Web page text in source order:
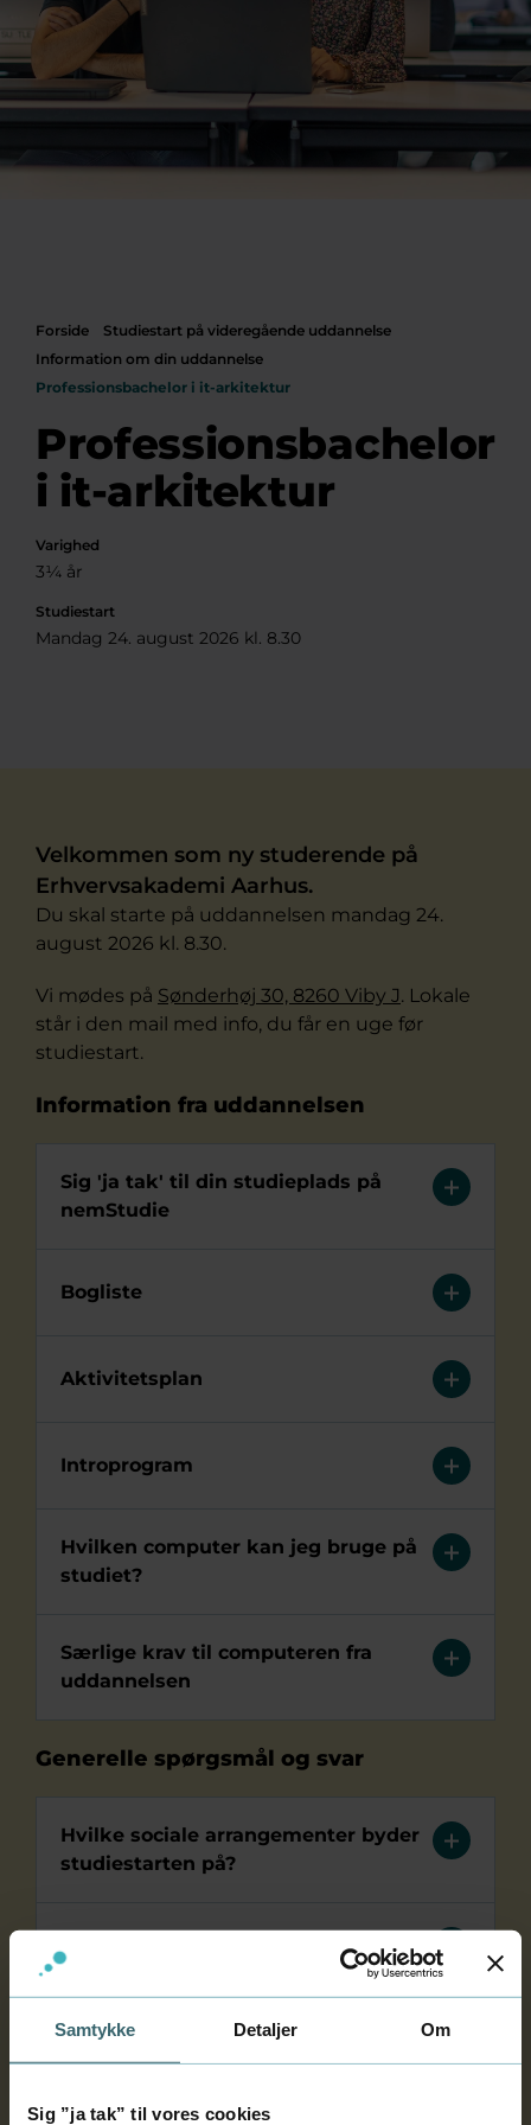
Samtykke Detaljer Om
Sig ”ja tak” til vores cookies
Forside
Studiestart på videregående uddannelse
Information om din uddannelse
Professionsbachelor i it-arkitektur
Professionsbachelor
i it-arkitektur
Varighed
3¼ år
Studiestart
Mandag 24. august 2026 kl. 8.30
Velkommen som ny studerende på
Erhvervsakademi Aarhus.
Du skal starte på uddannelsen mandag 24.
august 2026 kl. 8.30.
Vi mødes på Sønderhøj 30, 8260 Viby J. Lokale
står i den mail med info, du får en uge før
studiestart.
Information fra uddannelsen
Sig 'ja tak' til din studieplads på
nemStudie
Bogliste
Aktivitetsplan
Introprogram
Hvilken computer kan jeg bruge på
studiet?
Særlige krav til computeren fra
uddannelsen
Generelle spørgsmål og svar
Hvilke sociale arrangementer byder
studiestarten på?
nye studieliv!
StudielivPLUS (digitalt kursus): Bliv